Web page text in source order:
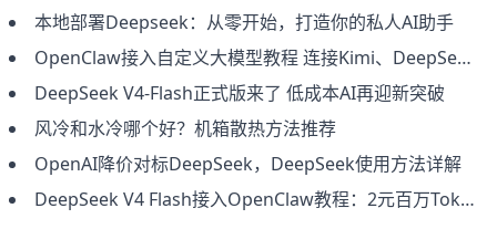
本地部署Deepseek：从零开始，打造你的私人AI助手
OpenClaw接入自定义大模型教程 连接Kimi、DeepSeek及本地模型方法
DeepSeek V4-Flash正式版来了 低成本AI再迎新突破
风冷和水冷哪个好？机箱散热方法推荐
OpenAI降价对标DeepSeek，DeepSeek使用方法详解
DeepSeek V4 Flash接入OpenClaw教程：2元百万Token低成本部署